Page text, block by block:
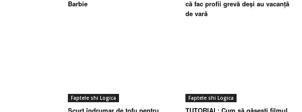
Barbie
că fac profii grevă deși au vacanță
de vară
Faptele shi Logica
Scurt îndrumar de tofu pentru
Faptele shi Logica
TUTORIAL: Cum să găsești filmul